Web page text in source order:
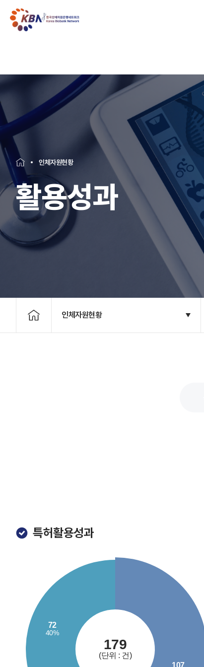
인체자원현황
활용성과
인체자원현황
특허활용성과